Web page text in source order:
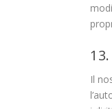
13.
Il